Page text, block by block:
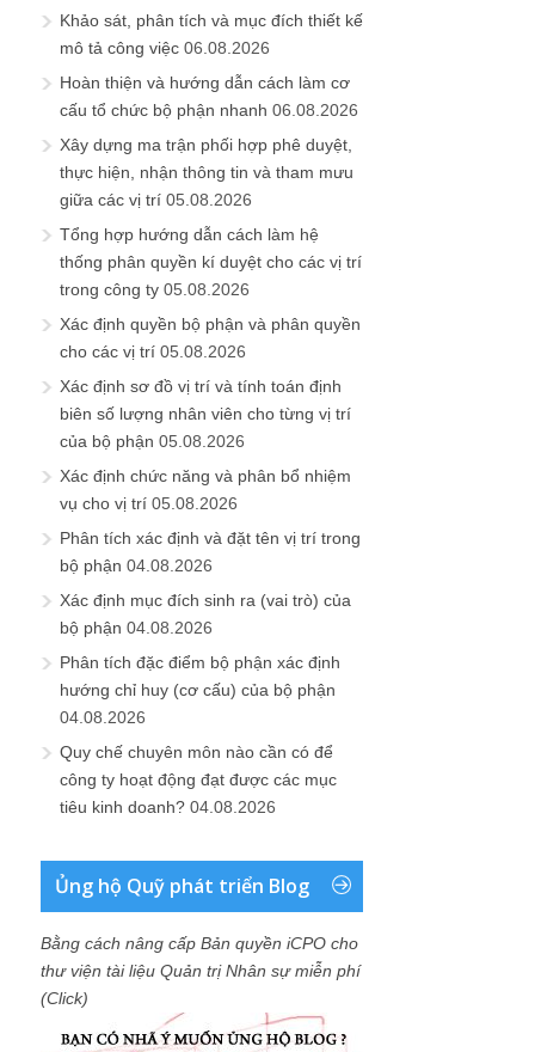
Khảo sát, phân tích và mục đích thiết kế
mô tả công việc 06.08.2026
Hoàn thiện và hướng dẫn cách làm cơ
cấu tổ chức bộ phận nhanh 06.08.2026
Xây dựng ma trận phối hợp phê duyệt,
thực hiện, nhận thông tin và tham mưu
giữa các vị trí 05.08.2026
Tổng hợp hướng dẫn cách làm hệ
thống phân quyền kí duyệt cho các vị trí
trong công ty 05.08.2026
Xác định quyền bộ phận và phân quyền
cho các vị trí 05.08.2026
Xác định sơ đồ vị trí và tính toán định
biên số lượng nhân viên cho từng vị trí
của bộ phận 05.08.2026
Xác định chức năng và phân bổ nhiệm
vụ cho vị trí 05.08.2026
Phân tích xác định và đặt tên vị trí trong
bộ phận 04.08.2026
Xác định mục đích sinh ra (vai trò) của
bộ phận 04.08.2026
Phân tích đặc điểm bộ phận xác định
hướng chỉ huy (cơ cấu) của bộ phận
04.08.2026
Quy chế chuyên môn nào cần có để
công ty hoạt động đạt được các mục
tiêu kinh doanh? 04.08.2026
Ủng hộ Quỹ phát triển Blog
Bằng cách nâng cấp Bản quyền iCPO cho
thư viện tài liệu Quản trị Nhân sự miễn phí
(Click)